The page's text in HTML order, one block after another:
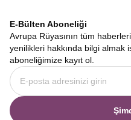
E-Bülten Aboneliği
Avrupa Rüyasının tüm
yenilikleri hakkında bilgi almak
aboneliğimize kayıt ol.